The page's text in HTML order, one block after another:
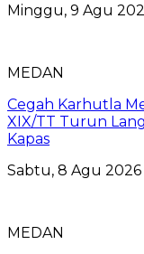
Minggu, 9 Agu
MEDAN
Cegah Karhutla
XIX/TT Turun
Kapas
Sabtu, 8 Agu 2026
MEDAN